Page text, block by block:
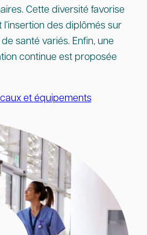
Cette diversité favorise
des diplômés sur
santé variés. Enfin, une
continue est proposée
et équipements